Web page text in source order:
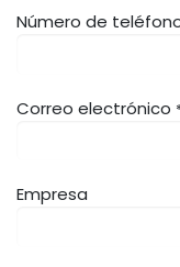
Número de
Correo electrónico
Empresa